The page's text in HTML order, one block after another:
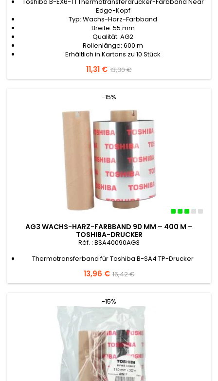
Edge-Kopf
Typ: Wachs-Harz-Farbband
Breite: 55 mm
Qualität: AG2
Rollenlänge: 600 m
Erhältlich in Kartons zu 10 Stück
Preis
11,31 € Verkaufspreis
13,30 €
-15%
AG3 WACHS-HARZ-FARBBAND 90 MM – 400 M –
TOSHIBA-DRUCKER
Réf. : BSA40090AG3
Thermotransferband für Toshiba B-SA4 TP-Drucker
Preis
13,96 € Verkaufspreis
16,42 €
-15%